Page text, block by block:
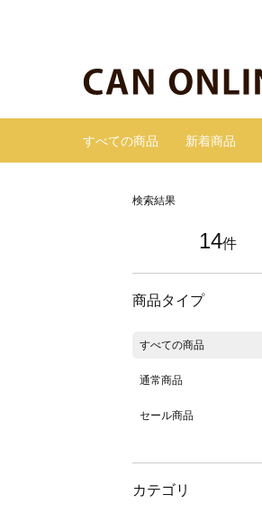
すべての商品 新着商品
検索結果
14件
商品タイプ
すべての商品
通常商品
セール商品
カテゴリ